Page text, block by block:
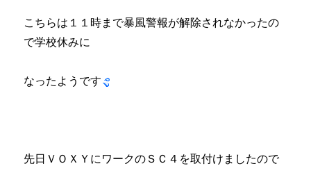
こちらは１１時まで暴風警報が解除されなかったの
で学校休みに
なったようです
先日ＶＯＸＹにワークのＳＣ４を取付けましたので